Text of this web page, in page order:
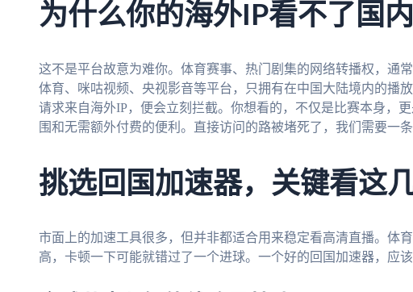
为什么你的海外IP看不了国内
这不是平台故意为难你。体育赛事、热门剧集的网络转播权，通
体育、咪咕视频、央视影音等平台，只拥有在中国大陆境内的播
请求来自海外IP，便会立刻拦截。你想看的，不仅是比赛本身，
围和无需额外付费的便利。直接访问的路被堵死了，我们需要一条
挑选回国加速器，关键看这
市面上的加速工具很多，但并非都适合用来稳定看高清直播。体
高，卡顿一下可能就错过了一个进球。一个好的回国加速器，应